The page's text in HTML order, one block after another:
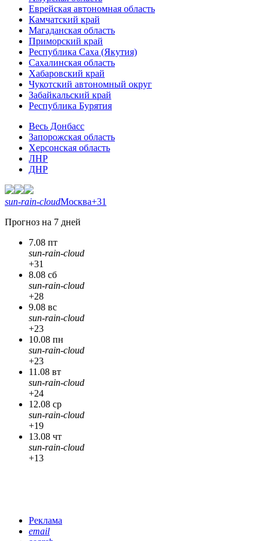
Еврейская автономная область
Камчатский край
Магаданская область
Приморский край
Республика Саха (Якутия)
Сахалинская область
Хабаровский край
Чукотский автономный округ
Забайкальский край
Республика Бурятия
Весь Донбасс
Запорожская область
Херсонская область
ЛНР
ДНР
sun-rain-cloudМосква+31
Прогноз на 7 дней
7.08 пт
sun-rain-cloud
+31
8.08 сб
sun-rain-cloud
+28
9.08 вс
sun-rain-cloud
+23
10.08 пн
sun-rain-cloud
+23
11.08 вт
sun-rain-cloud
+24
12.08 ср
sun-rain-cloud
+19
13.08 чт
sun-rain-cloud
+13
Реклама
email